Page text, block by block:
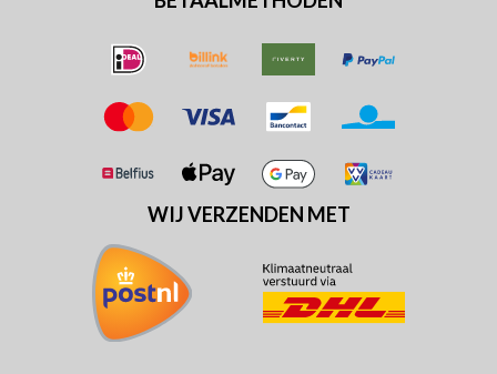
WIJ VERZENDEN MET